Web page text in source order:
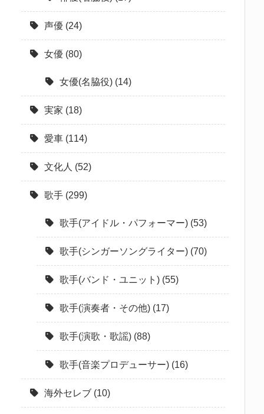
声優 (24)
女優 (80)
女優(名脇役) (14)
実家 (18)
愛車 (114)
文化人 (52)
歌手 (299)
歌手(アイドル・パフォーマー) (53)
歌手(シンガーソングライター) (70)
歌手(バンド・ユニット) (55)
歌手(演奏者・その他) (17)
歌手(演歌・歌謡) (88)
歌手(音楽プロデューサー) (16)
海外セレブ (10)